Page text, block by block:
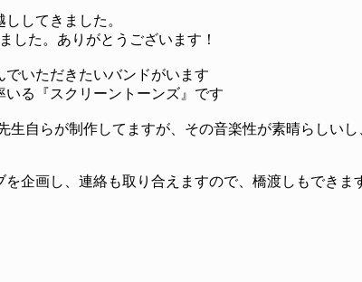
してきました。
した。ありがとうございます！
いただきたいバンドがいます
いる『スクリーントーンズ』です
生自らが制作してますが、その音楽性が素晴らしいし
企画し、連絡も取り合えますので、橋渡しもできま